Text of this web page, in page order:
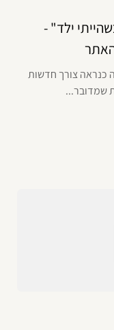
ילד" -
האתר
כנראה צורך חדשות
שמדובר...